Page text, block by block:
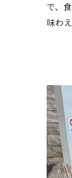
で、
味わ